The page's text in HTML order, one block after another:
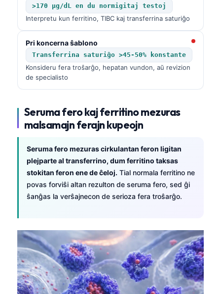
>170 µg/dL en du normigitaj testoj
Interpretu kun ferritino, TIBC kaj transferrina saturiĝo
Pri koncerna ŝablono
Transferrina saturiĝo >45-50% konstante
Konsideru fera troŝarĝo, hepatan vundon, aŭ revizion
de specialisto
Seruma fero kaj ferritino mezuras
malsamajn ferajn kupeojn
Seruma fero mezuras cirkulantan feron ligitan
plejparte al transferrino, dum ferritino taksas
stokitan feron ene de ĉeloj. Tial normala ferritino ne
povas forviŝi altan rezulton de seruma fero, sed ĝi
ŝanĝas la verŝajnecon de serioza fera troŝarĝo.